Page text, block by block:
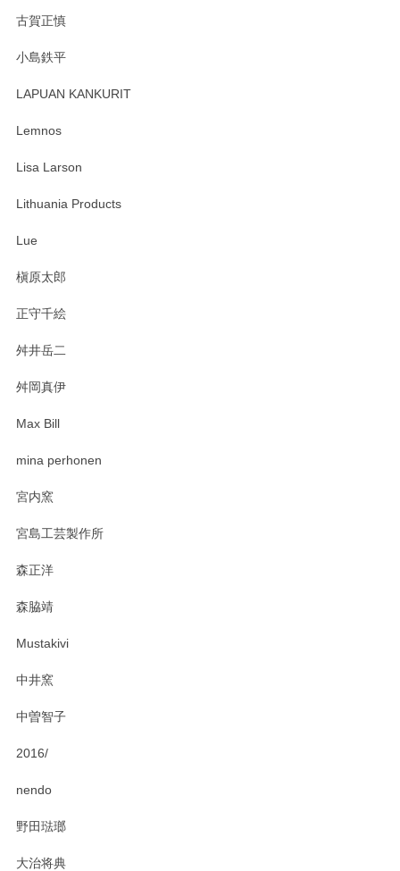
す。 素敵な湯呑みでとても気に入りました。 発送も早く、
たm(_)m
います。無事に届いたようで安心いたしまし
おかけしました。 ありがとうございます。
古賀正慎
小島鉄平
LAPUAN KANKURIT
Lemnos
Lisa Larson
Lithuania Products
Lue
槇原太郎
正守千絵
舛井岳二
舛岡真伊
Max Bill
mina perhonen
宮内窯
宮島工芸製作所
森正洋
森脇靖
Mustakivi
中井窯
中曽智子
2016/
nendo
野田琺瑯
大治将典